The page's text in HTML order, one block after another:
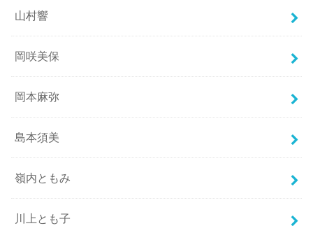
山村響
岡咲美保
岡本麻弥
島本須美
嶺内ともみ
川上とも子